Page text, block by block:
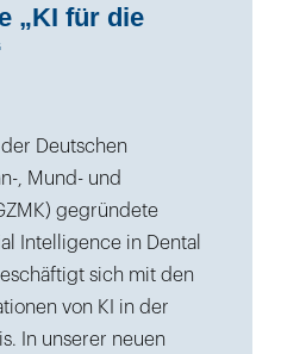
„KI für die
Deutschen
, Mund- und
gegründete
Intelligence in Dental
sich mit den
von KI in der
In unserer neuen